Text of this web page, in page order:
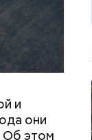
и
они
Об этом